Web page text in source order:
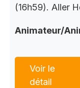
(16h59). Aller
Animateur/
Voir le
détail